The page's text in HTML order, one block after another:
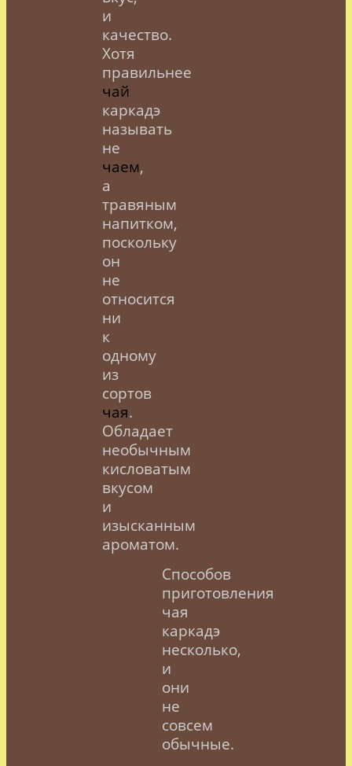
и
качество.
Хотя
правильнее
чай
каркадэ
называть
не
чаем,
а
травяным
напитком,
поскольку
он
не
относится
ни
к
одному
из
сортов
чая.
Обладает
необычным
кисловатым
вкусом
и
изысканным
ароматом.
Способов
приготовления
чая
каркадэ
несколько,
и
они
не
совсем
обычные.